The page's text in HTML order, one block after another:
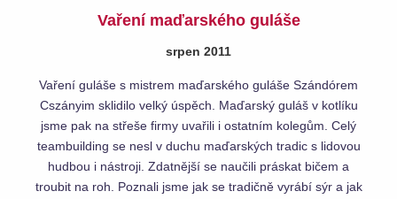
Vaření maďarského guláše
srpen 2011
Vaření guláše s mistrem maďarského guláše Szándórem
Cszányim sklidilo velký úspěch. Maďarský guláš v kotlíku
jsme pak na střeše firmy uvařili i ostatním kolegům. Celý
teambuilding se nesl v duchu maďarských tradic s lidovou
hudbou i nástroji. Zdatnější se naučili práskat bičem a
troubit na roh. Poznali jsme jak se tradičně vyrábí sýr a jak